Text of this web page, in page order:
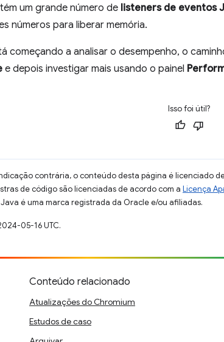
um grande número de listeners de eventos
números para liberar memória.
começando a analisar o desempenho, o
e depois investigar mais usando o painel
Isso foi útil?
contrária, o conteúdo desta página é licenciado
de código são licenciadas de acordo com a Licença
Java é uma marca registrada da Oracle e/ou afiliadas.
05-16 UTC.
Conteúdo relacionado
Atualizações do Chromium
Estudos de caso